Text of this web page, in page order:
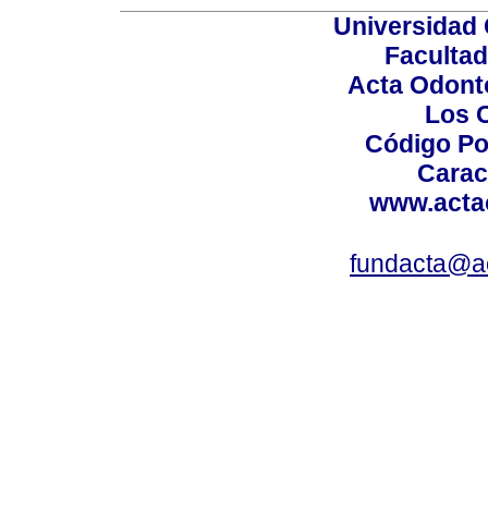
Universidad
Acta
Los
Código